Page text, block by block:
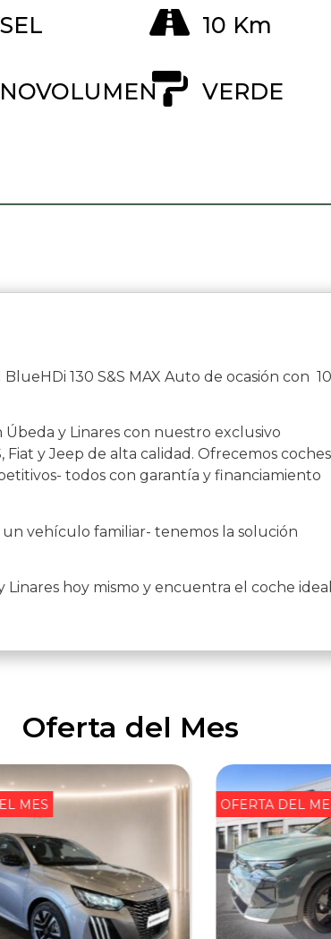
10 Km
VERDE
130 S&S MAX Auto de ocasión con 10
y Linares con nuestro exclusivo
y Jeep de alta calidad. Ofrecemos coches
todos con garantía y financiamiento
vehículo familiar- tenemos la solución
Linares hoy mismo y encuentra el coche
Oferta del Mes
MES OFERTA DEL